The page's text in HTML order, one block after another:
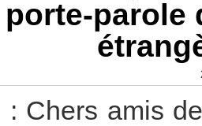
porte-parole
: Chers amis